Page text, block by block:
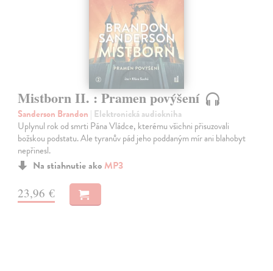
Mistborn II. : Pramen povýšení
Sanderson Brandon | Elektronická audiokniha
Uplynul rok od smrti Pána Vládce, kterému všichni přisuzovali
božskou podstatu. Ale tyranův pád jeho poddaným mír ani blahobyt
nepřinesl.
Na stiahnutie ako MP3
23,96 €